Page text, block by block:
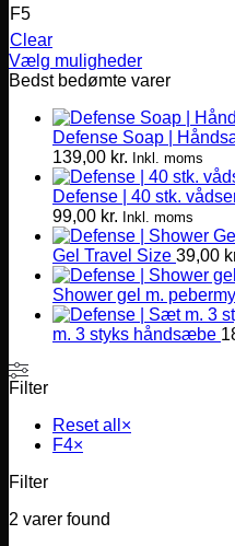
F5
Clear
Vælg muligheder
Dette
varianter.
Mulighederne
vælges
varesiden
Bedst bedømte varer
Defense Soap |
139,00 kr. Inkl. moms
Defense | 40 stk.
99,00 kr. Inkl. moms
Gel Travel Size 39,00
Shower gel m.
m. 3 styks håndsæbe
Filter
Reset all ×
F4×
Filter
2 varer found